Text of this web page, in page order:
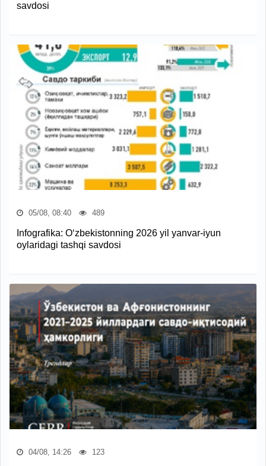
savdosi
05/08, 08:40 489
Infografika: O‘zbekistonning 2026 yil yanvar-iyun
oylaridagi tashqi savdosi
04/08, 14:26 123